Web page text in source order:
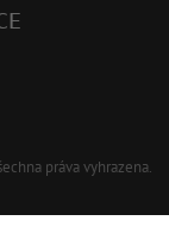
práva vyhrazena.